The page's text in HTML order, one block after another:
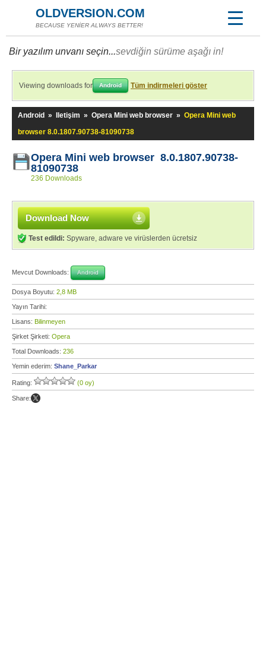
OLDVERSION.COM
BECAUSE YENİER ALWAYS BETTER!
Bir yazılım unvanı seçin...sevdiğin sürüme aşağı in!
Viewing downloads for Android Tüm indirmeleri göster
Android » Iletişim » Opera Mini web browser » Opera Mini web
browser 8.0.1807.90738-81090738
Opera Mini web browser 8.0.1807.90738-
81090738
236 Downloads
Download Now
Test edildi: Spyware, adware ve virüslerden ücretsiz
Mevcut Downloads: Android
Dosya Boyutu: 2,8 MB
Yayın Tarihi:
Lisans: Bilinmeyen
Şirket Şirketi: Opera
Total Downloads: 236
Yemin ederim: Shane_Parkar
Rating: (0 oy)
Share: